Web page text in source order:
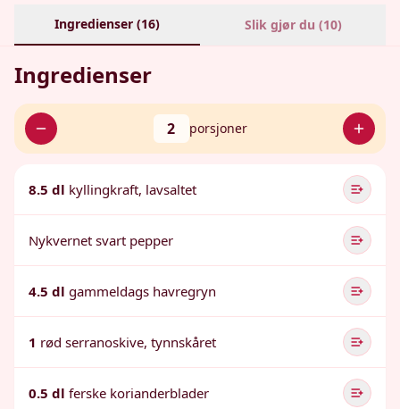
Ingredienser (16) Slik gjør du (10)
Ingredienser
2 porsjoner
8.5 dl kyllingkraft, lavsaltet
Nykvernet svart pepper
4.5 dl gammeldags havregryn
1 rød serranoskive, tynnskåret
0.5 dl ferske korianderblader